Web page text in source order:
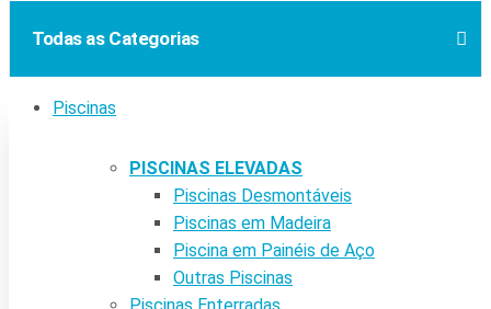
Todas as Categorias
Piscinas
PISCINAS ELEVADAS
Piscinas Desmontáveis
Piscinas em Madeira
Piscina em Painéis de Aço
Outras Piscinas